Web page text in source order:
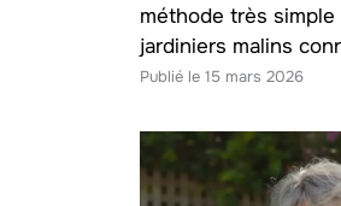
méthode très simple
jardiniers malins
15 mars 2026